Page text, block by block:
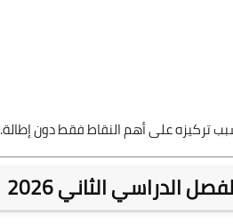
تركيزه على أهم النقاط فقط دون إطالة.
الدراسي الثاني 2026